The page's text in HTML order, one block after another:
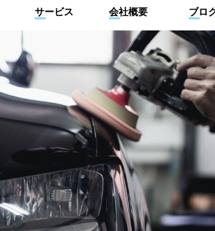
サービス 会社概要 ブロ